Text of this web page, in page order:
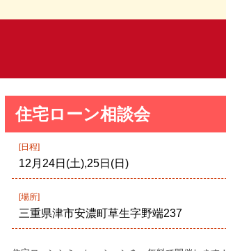
住宅ローン相談会
[日程]
12月24日(土),25日(日)
[場所]
三重県津市安濃町草生字野端237